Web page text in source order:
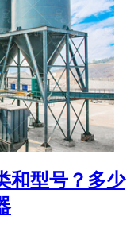
和型号？多少